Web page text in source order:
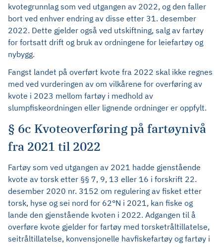
kvotegrunnlag som ved utgangen av 2022, og den faller
bort ved enhver endring av disse etter 31. desember
2022. Dette gjelder også ved utskiftning, salg av fartøy
for fortsatt drift og bruk av ordningene for leiefartøy og
nybygg.
Fangst landet på overført kvote fra 2022 skal ikke regnes
med ved vurderingen av om vilkårene for overføring av
kvote i 2023 mellom fartøy i medhold av
slumpfiskeordningen eller lignende ordninger er oppfylt.
§ 6c Kvoteoverføring på fartøynivå
fra 2021 til 2022
Fartøy som ved utgangen av 2021 hadde gjenstående
kvote av torsk etter §§ 7, 9, 13 eller 16 i forskrift 22.
desember 2020 nr. 3152 om regulering av fisket etter
torsk, hyse og sei nord for 62°N i 2021, kan fiske og
lande den gjenstående kvoten i 2022. Adgangen til å
overføre kvote gjelder for fartøy med torsketråltillatelse,
seitråltillatelse, konvensjonelle havfiskefartøy og fartøy i